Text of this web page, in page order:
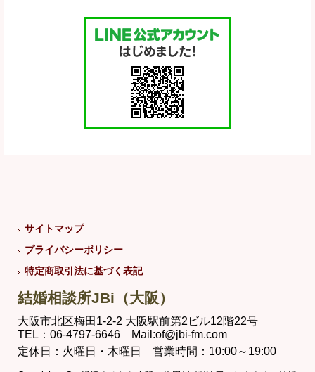
サイトマップ
プライバシーポリシー
特定商取引法に基づく表記
結婚相談所JBi（大阪）
大阪市北区梅田1-2-2 大阪駅前第2ビル12階22号
TEL：06-4797-6646 Mail:of@jbi-fm.com
定休日：火曜日・木曜日 営業時間：10:00～19:00